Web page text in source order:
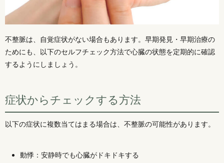
不整脈は、自覚症状がない場合もあります。早期発見・早期治療の
ためにも、以下のセルフチェック方法で心臓の状態を定期的に確認
するようにしましょう。
症状からチェックする方法
以下の症状に複数当てはまる場合は、不整脈の可能性があります。
動悸：安静時でも心臓がドキドキする